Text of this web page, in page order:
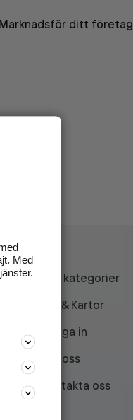
Marknadsför ditt företag
Alla kategorier
API & Kartor
Logga in
Om oss
Kontakta oss
Med